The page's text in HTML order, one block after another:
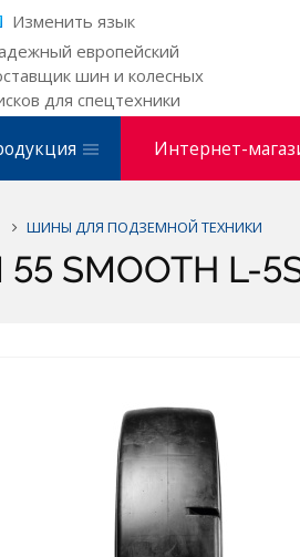
Изменить язык
европейский
шин и колесных
для спецтехники
Интернет-
ШИНЫ ДЛЯ ПОДЗЕМНОЙ ТЕХНИКИ
SMOOTH L-